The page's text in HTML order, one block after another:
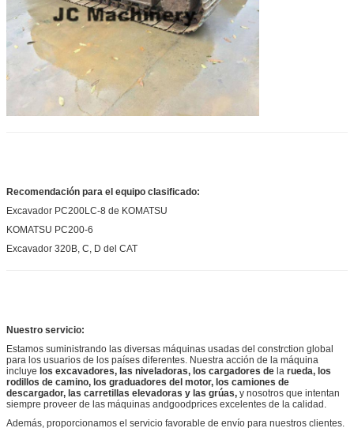
Recomendación para el equipo clasificado:
Excavador PC200LC-8 de KOMATSU
KOMATSU PC200-6
Excavador 320B, C, D del CAT
Nuestro servicio:
Estamos suministrando las diversas máquinas usadas del constrction global
para los usuarios de los países diferentes. Nuestra acción de la máquina
incluye los excavadores, las niveladoras, los cargadores de la rueda, los
rodillos de camino, los graduadores del motor, los camiones de
descargador, las carretillas elevadoras y las grúas, y nosotros que intentan
siempre proveer de las máquinas andgoodprices excelentes de la calidad.
Además, proporcionamos el servicio favorable de envío para nuestros clientes.